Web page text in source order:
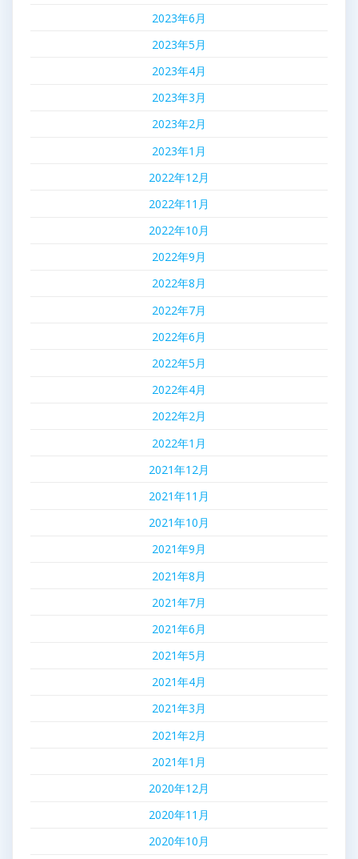
2023年6月
2023年5月
2023年4月
2023年3月
2023年2月
2023年1月
2022年12月
2022年11月
2022年10月
2022年9月
2022年8月
2022年7月
2022年6月
2022年5月
2022年4月
2022年2月
2022年1月
2021年12月
2021年11月
2021年10月
2021年9月
2021年8月
2021年7月
2021年6月
2021年5月
2021年4月
2021年3月
2021年2月
2021年1月
2020年12月
2020年11月
2020年10月